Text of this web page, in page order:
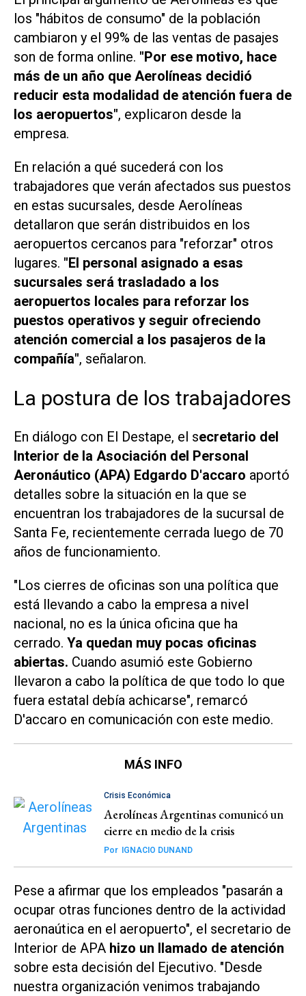
los "hábitos de consumo" de la población
cambiaron y el 99% de las ventas de pasajes
son de forma online. "Por ese motivo, hace
más de un año que Aerolíneas decidió
reducir esta modalidad de atención fuera de
los aeropuertos", explicaron desde la
empresa.
En relación a qué sucederá con los
trabajadores que verán afectados sus puestos
en estas sucursales, desde Aerolíneas
detallaron que serán distribuidos en los
aeropuertos cercanos para "reforzar" otros
lugares. "El personal asignado a esas
sucursales será trasladado a los
aeropuertos locales para reforzar los
puestos operativos y seguir ofreciendo
atención comercial a los pasajeros de la
compañía", señalaron.
La postura de los trabajadores
En diálogo con El Destape, el secretario del
Interior de la Asociación del Personal
Aeronáutico (APA) Edgardo D'accaro aportó
detalles sobre la situación en la que se
encuentran los trabajadores de la sucursal de
Santa Fe, recientemente cerrada luego de 70
años de funcionamiento.
"Los cierres de oficinas son una política que
está llevando a cabo la empresa a nivel
nacional, no es la única oficina que ha
cerrado. Ya quedan muy pocas oficinas
abiertas. Cuando asumió este Gobierno
llevaron a cabo la política de que todo lo que
fuera estatal debía achicarse", remarcó
D'accaro en comunicación con este medio.
MÁS INFO
Crisis Económica
Aerolíneas Argentinas comunicó un
cierre en medio de la crisis
Por IGNACIO DUNAND
Pese a afirmar que los empleados "pasarán a
ocupar otras funciones dentro de la actividad
aeronaútica en el aeropuerto", el secretario de
Interior de APA hizo un llamado de atención
sobre esta decisión del Ejecutivo. "Desde
nuestra organización venimos trabajando